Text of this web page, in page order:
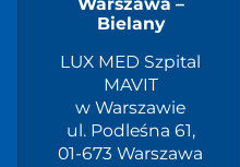
niego przygotować.
Bielany
LUX MED Szpital
MAVIT
w Warszawie
ul. Podleśna 61,
01-673 Warszawa